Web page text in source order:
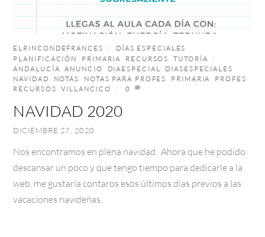
DICIEMBRE 27, 2020
NAVIDAD 2020
ELRINCONDEFRANCES DÍAS ESPECIALES
PLANIFICACIÓN
PRIMARIA RECURSOS ,TUTORÍA
ANDALUCÍA
,ANUNCIO DIAESPECIAL DIASESPECIALES
NAVIDAD
NOTAS NOTAS PARA PROFES PRIMARIA PROFES
RECURSOS
,VILLANCICO 0
Nos encontramos en plena navidad. Ahora que he podido
descansar un poco y que tengo tiempo para dedicarle a la
web, me gustaría contaros esos últimos días previos a las
vacaciones navideñas.